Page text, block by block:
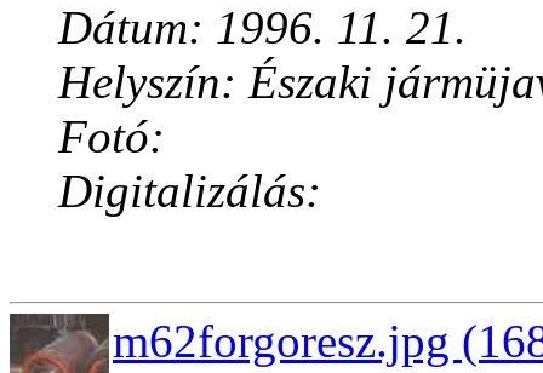
Dátum: 1996. 11. 21.
Helyszín: Északi
Fotó:
Digitalizálás:
m62forgoresz.jpg